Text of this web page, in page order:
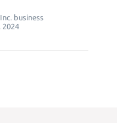
business
2024